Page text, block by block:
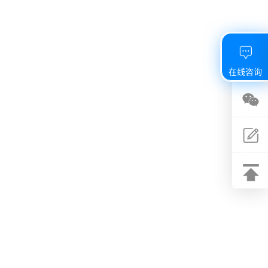
在线咨询
微信
反馈